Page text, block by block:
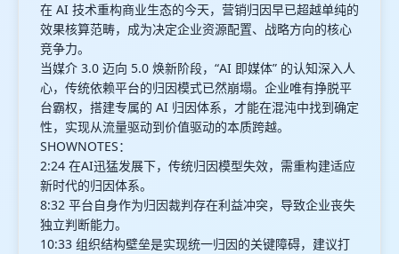
在 AI 技术重构商业生态的今天，营销归因早已超越单纯的
效果核算范畴，成为决定企业资源配置、战略方向的核心
竞争力。
当媒介 3.0 迈向 5.0 焕新阶段，“AI 即媒体” 的认知深入人
心，传统依赖平台的归因模式已然崩塌。企业唯有挣脱平
台霸权，搭建专属的 AI 归因体系，才能在混沌中找到确定
性，实现从流量驱动到价值驱动的本质跨越。
SHOWNOTES：
2:24 在AI迅猛发展下，传统归因模型失效，需重构建适应
新时代的归因体系。
8:32 平台自身作为归因裁判存在利益冲突，导致企业丧失
独立判断能力。
10:33 组织结构壁垒是实现统一归因的关键障碍，建议打